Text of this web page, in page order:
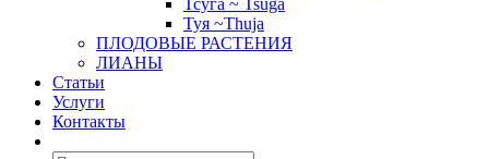
Тсуга ~ Tsuga
Туя ~Thuja
ПЛОДОВЫЕ РАСТЕНИЯ
ЛИАНЫ
Статьи
Услуги
Контакты